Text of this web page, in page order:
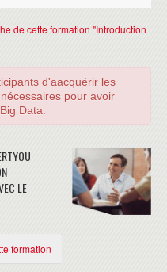
de cette formation "Introduction
d'aacquérir les
pour avoir
Data.
LE
formation